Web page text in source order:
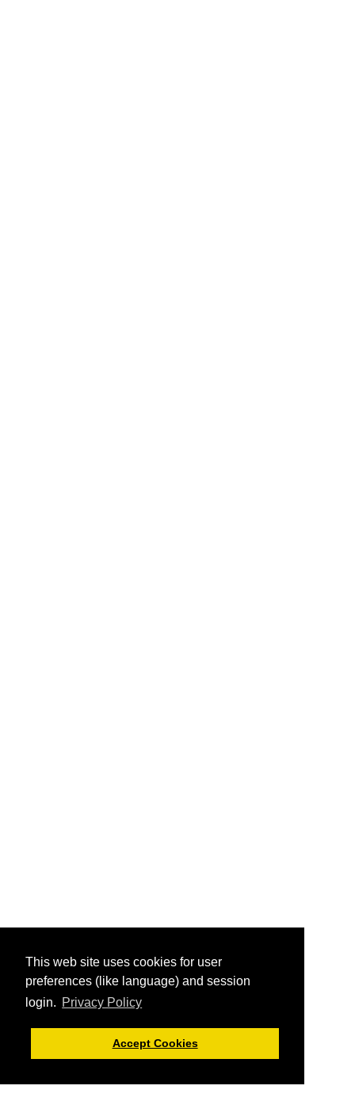
This web site uses cookies for user
preferences (like language) and session
login. Privacy Policy
Accept Cookies